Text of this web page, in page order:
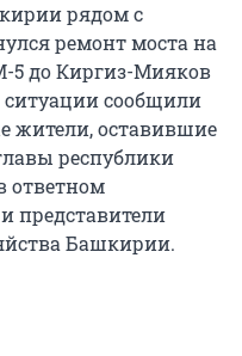
рядом с
ремонт моста на
5 до Киргиз-Мияков
сообщили
жители, оставившие
республики
ответном
представители
Башкирии.